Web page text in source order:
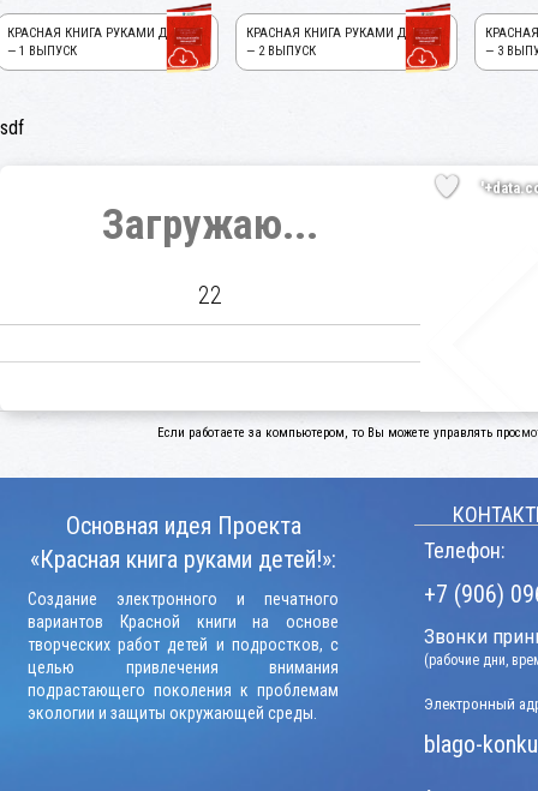
КРАСНАЯ КНИГА РУКАМИ ДЕТЕЙ!
— 1 ВЫПУСК
КРАСНАЯ КНИГА РУКАМИ ДЕТЕЙ!
— 2 ВЫПУСК
— 3
sdf
Загружаю...
22
Если работаете за компьютером, то Вы можете управлять
Основная идея Проекта
«Красная книга руками детей!»:
Создание электронного и печатного
вариантов Красной книги на основе
творческих работ детей и подростков, с
целью привлечения внимания
подрастающего поколения к проблемам
экологии и защиты окружающей среды.
Телефон:
+7 (906)
Звонки
(рабочие дни,
Электронный
blago-